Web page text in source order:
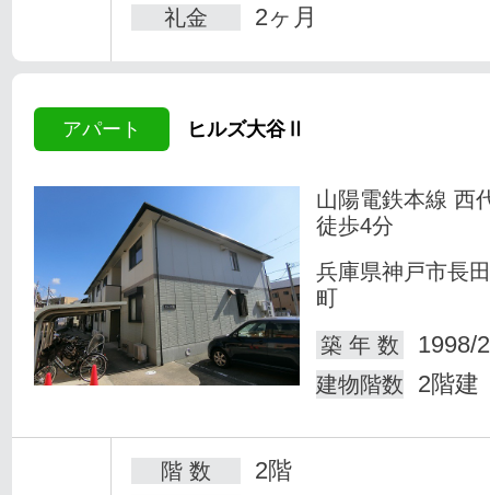
礼金 2ヶ月
アパート ヒルズ大谷Ⅱ
山陽電鉄本線 西
徒歩4分
兵庫県神戸市長
町
築 年 数
1998/
建物階数 2階建
階 数 2階